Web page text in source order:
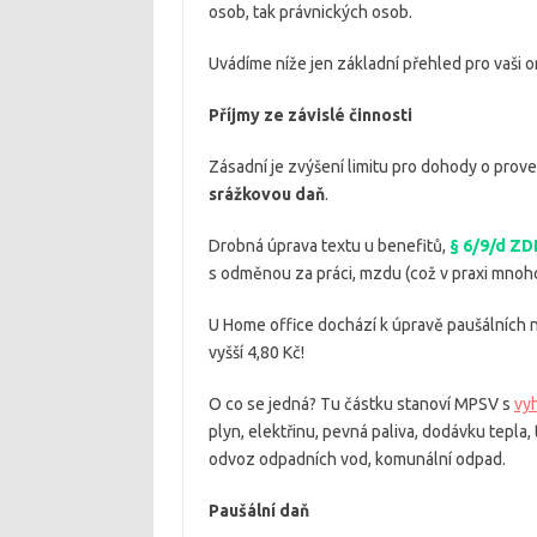
osob, tak právnických osob.
Uvádíme níže jen základní přehled pro vaši
Příjmy ze závislé činnosti
Zásadní je zvýšení limitu pro dohody o
srážkovou daň.
Drobná úprava textu u benefitů, § 6/9/d
s odměnou za práci, mzdu (což v praxi
U Home office dochází k úpravě paušálních
vyšší 4,80 Kč!
O co se jedná? Tu částku stanoví MPSV s
plyn, elektřinu, pevná paliva, dodávku
odvoz odpadních vod, komunální odpad.
Paušální daň